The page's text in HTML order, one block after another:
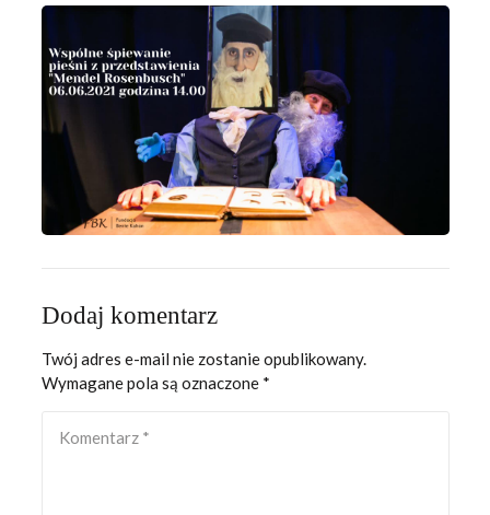
Dodaj komentarz
Twój adres e-mail nie zostanie opublikowany.
Wymagane pola są oznaczone *